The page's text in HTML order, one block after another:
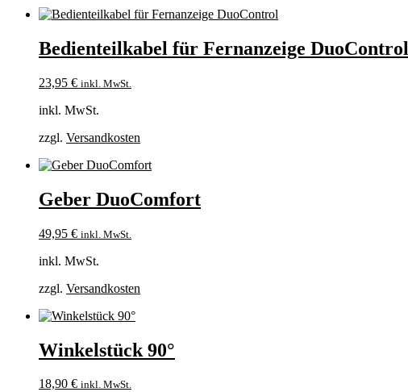
Bedienteilkabel für Fernanzeige DuoControl
23,95 € inkl. MwSt.
inkl. MwSt.
zzgl. Versandkosten
Geber DuoComfort
49,95 € inkl. MwSt.
inkl. MwSt.
zzgl. Versandkosten
Winkelstück 90°
18,90 € inkl. MwSt.